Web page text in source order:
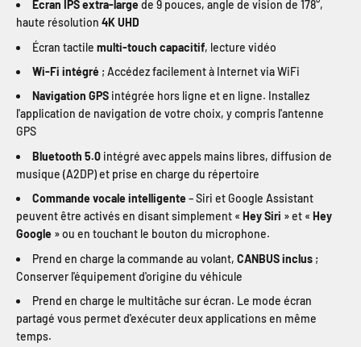
Écran IPS extra-large de 9 pouces, angle de vision de 178°,
haute résolution 4K UHD
Écran tactile multi-touch capacitif, lecture vidéo
Wi-Fi intégré ; Accédez facilement à Internet via WiFi
Navigation GPS intégrée hors ligne et en ligne. Installez
l'application de navigation de votre choix, y compris l'antenne
GPS
Bluetooth 5.0 intégré avec appels mains libres, diffusion de
musique (A2DP) et prise en charge du répertoire
Commande vocale intelligente – Siri et Google Assistant
peuvent être activés en disant simplement « Hey Siri » et « Hey
Google » ou en touchant le bouton du microphone.
Prend en charge la commande au volant, CANBUS inclus ;
Conserver l'équipement d'origine du véhicule
Prend en charge le multitâche sur écran. Le mode écran
partagé vous permet d'exécuter deux applications en même
temps.